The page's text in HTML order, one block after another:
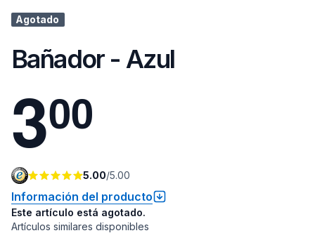
Agotado
Bañador - Azul
300
5.00/5.00
Información del producto
Este artículo está agotado.
Artículos similares disponibles